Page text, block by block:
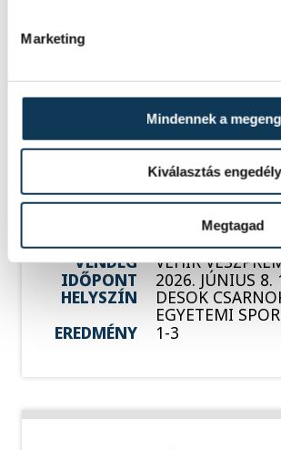
Marketing
Mindennek a
Kiválasztás
Megtagad
HELYSZÍN
VESZPRÉM,
EREDMÉNY
5-6
SOROZAT FÉRFI FUTSAL
2025/2026
HAZAI
DEAC
VENDÉG
VEHÍR
IDŐPONT
2026. JÚNIUS 8.
HELYSZÍN
DESOK
EGYETEMI
EREDMÉNY
1-3